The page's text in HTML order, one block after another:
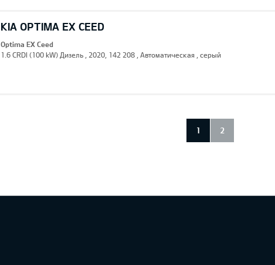
KIA OPTIMA EX CEED
Optima EX Ceed
1.6 CRDI (100 kW) Дизель , 2020, 142 208 , Автоматическая , серый
1 2